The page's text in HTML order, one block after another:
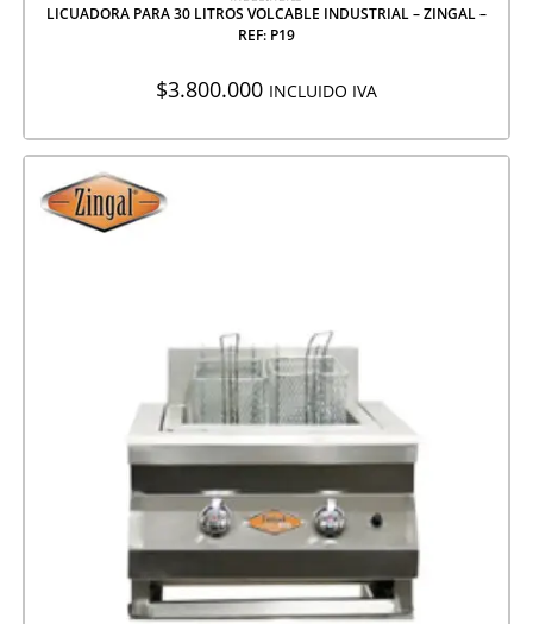
LICUADORA PARA 30 LITROS VOLCABLE INDUSTRIAL – ZINGAL –
REF: P19
$3.800.000 INCLUIDO IVA